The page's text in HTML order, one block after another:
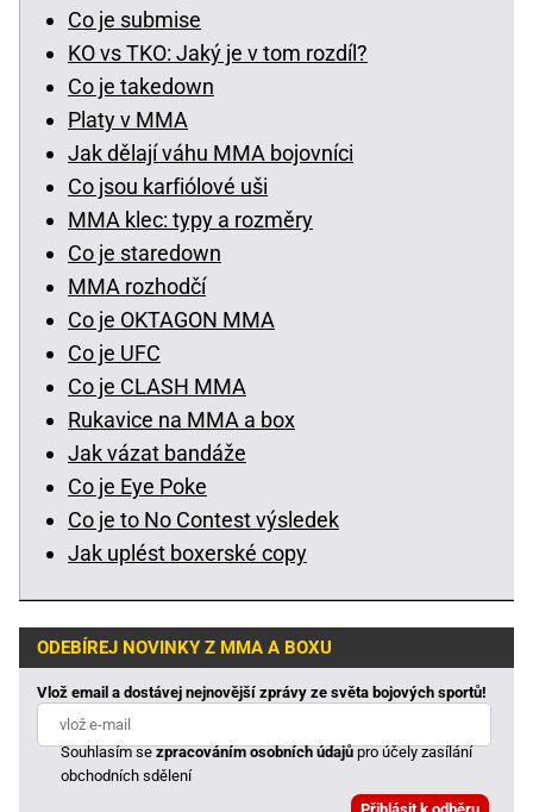
Co je submise
KO vs TKO: Jaký je v tom rozdíl?
Co je takedown
Platy v MMA
Jak dělají váhu MMA bojovníci
Co jsou karfiólové uši
MMA klec: typy a rozměry
Co je staredown
MMA rozhodčí
Co je OKTAGON MMA
Co je UFC
Co je CLASH MMA
Rukavice na MMA a box
Jak vázat bandáže
Co je Eye Poke
Co je to No Contest výsledek
Jak uplést boxerské copy
ODEBÍREJ NOVINKY Z MMA A BOXU
Vlož email a dostávej nejnovější zprávy ze světa bojových sportů!
Souhlasím sezpracováním osobních údajůpro účely zasílání
obchodních sdělení